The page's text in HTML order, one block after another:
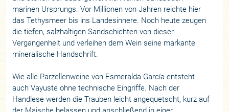
marinen Ursprungs. Vor Millionen von Jahren reichte hier
das Tethysmeer bis ins Landesinnere. Noch heute zeugen
die tiefen, salzhaltigen Sandschichten von dieser
Vergangenheit und verleihen dem Wein seine markante
mineralische Handschrift.
Wie alle Parzellenweine von Esmeralda García entsteht
auch Vayuste ohne technische Eingriffe. Nach der
Handlese werden die Trauben leicht angequetscht, kurz auf